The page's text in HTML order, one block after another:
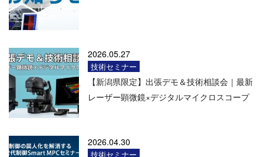
2026.05.27
技術セミナー
【新潟県限定】出張デモ＆技術相談会｜最新
レーザー顕微鏡×デジタルマイクロスコープ
2026.04.30
技術セミナー